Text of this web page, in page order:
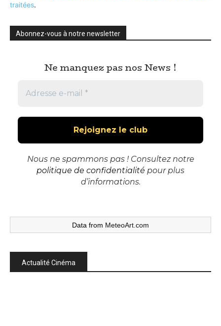
traitées.
Abonnez-vous à notre newsletter
Ne manquez pas nos News !
Nous ne spammons pas ! Consultez notre
politique de confidentialité pour plus
d’informations.
Data from MeteoArt.com
Actualité Cinéma